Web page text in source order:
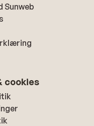
Sunweb
cookies